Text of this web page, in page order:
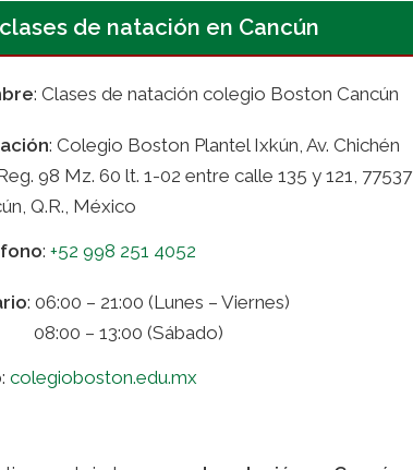
de natación en Cancún
: Clases de natación colegio Boston Cancún
: Colegio Boston Plantel Ixkún, Av. Chichén
98 Mz. 60 lt. 1-02 entre calle 135 y 121, 77537
Q.R., México
: +52 998 251 4052
: 06:00 – 21:00 (Lunes – Viernes)
– 13:00 (Sábado)
: colegioboston.edu.mx